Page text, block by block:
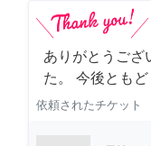
ありがとうござ
た。 今後とも
依頼されたチケット